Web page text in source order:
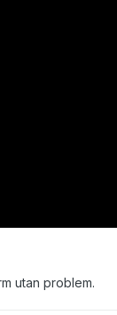
utan problem.